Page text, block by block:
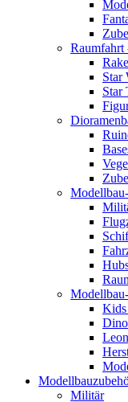
Raumfahrt
Star
Star
Kids
Militär